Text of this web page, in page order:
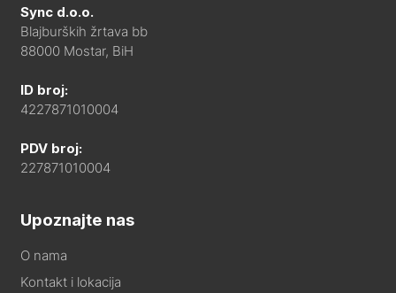
Sync d.o.o.
Blajburških žrtava bb
88000 Mostar, BiH
ID broj:
4227871010004
PDV broj:
227871010004
Upoznajte nas
O nama
Kontakt i lokacija